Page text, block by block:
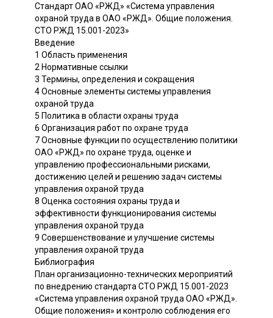
Стандарт ОАО «РЖД» «Система управления
охраной труда в ОАО «РЖД». Общие положения.
СТО РЖД 15.001-2023»
Введение
1 Область применения
2 Нормативные ссылки
3 Термины, определения и сокращения
4 Основные элементы системы управления
охраной труда
5 Политика в области охраны труда
6 Организация работ по охране труда
7 Основные функции по осуществлению политики
ОАО «РЖД» по охране труда, оценке и
управлению профессиональными рисками,
достижению целей и решению задач системы
управления охраной труда
8 Оценка состояния охраны труда и
эффективности функционирования системы
управления охраной труда
9 Совершенствование и улучшение системы
управления охраной труда
Библиография
План организационно-технических мероприятий
по внедрению стандарта СТО РЖД 15.001-2023
«Система управления охраной труда ОАО «РЖД».
Общие положения» и контролю соблюдения его